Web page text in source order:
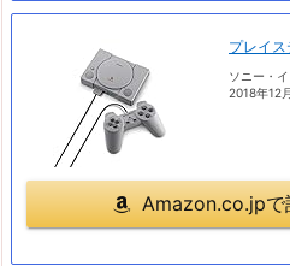
プレイ
ソニー・
2018年12
Amazon.co.jpで